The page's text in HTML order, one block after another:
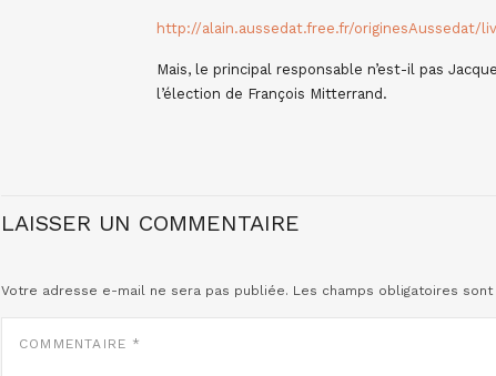
http://alain.aussedat.free.fr/originesAussedat/
Mais, le principal responsable n’est-il pas
l’élection de François Mitterrand.
LAISSER UN COMMENTAIRE
Votre adresse e-mail ne sera pas publiée. Les champs obligatoires